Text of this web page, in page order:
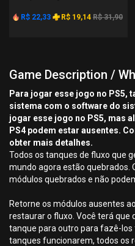
R$ 22,33 R$ 19,14 R$ 31,90
Game Description /
Para jogar esse jogo no PS5,
sistema com o software do
jogar esse jogo no PS5, mas
PS4 podem estar ausentes.
obter mais detalhes.
Todos os tanques de fluxo que
mundo agora estão quebrados.
módulos quebrados e não
Retorne os módulos ausentes
restaurar o fluxo. Você terá que
tanque para outro para fazê-los
tanques funcionarem, todos os